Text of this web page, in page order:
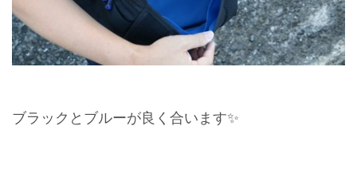
ブラックとブルーが良く合います✨